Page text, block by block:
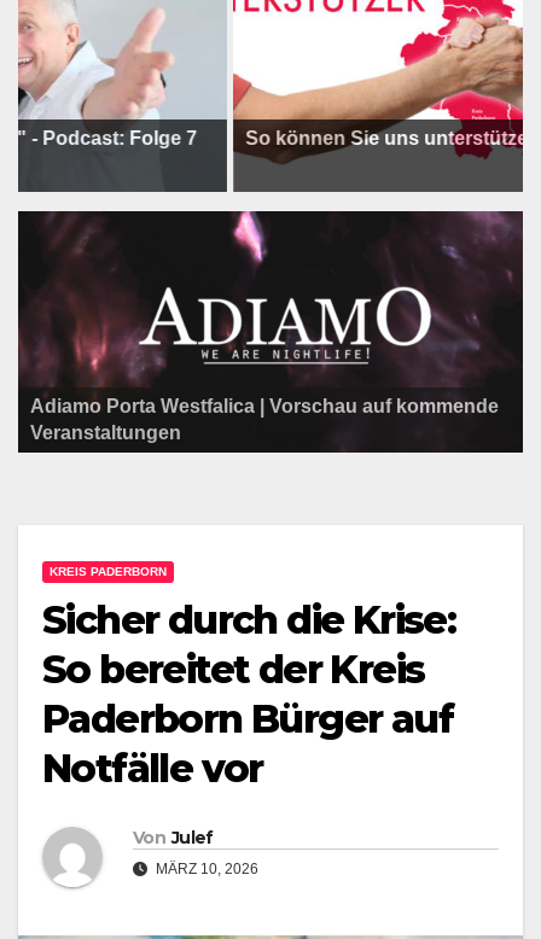
Folge 7 So können Sie uns unterstützen !
Programm der Komödie am Klosterplatz.
Litfaßsäule Überregional
Adiamo Porta Westfalica | Vorschau auf kommende
Veranstaltungen
Litfaßsäule Überregional
Litfaßsäule Überregional
KREIS PADERBORN
Sicher durch die Krise:
So bereitet der Kreis
Paderborn Bürger auf
Notfälle vor
Von Julef
MÄRZ 10, 2026